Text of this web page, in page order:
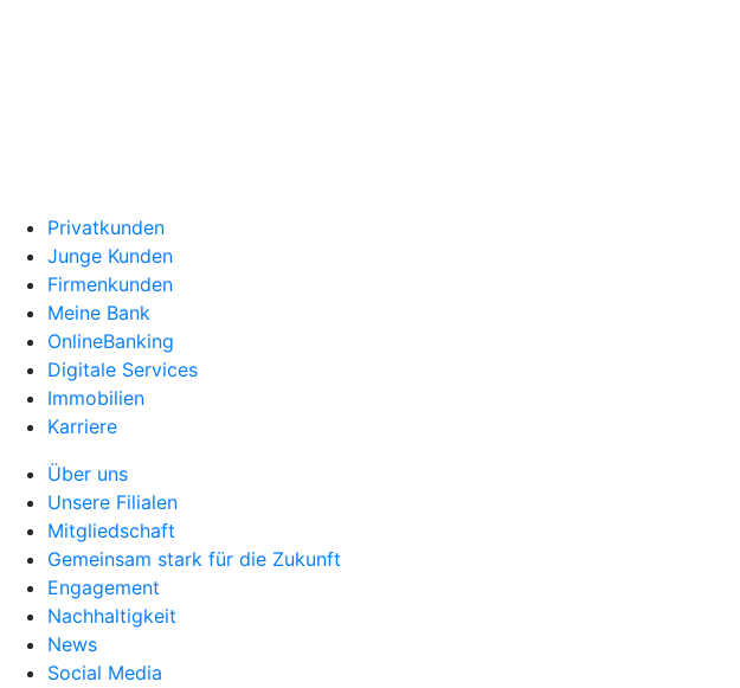
Privatkunden
Junge Kunden
Firmenkunden
Meine Bank
OnlineBanking
Digitale Services
Immobilien
Karriere
Über uns
Unsere Filialen
Mitgliedschaft
Gemeinsam stark für die Zukunft
Engagement
Nachhaltigkeit
News
Social Media